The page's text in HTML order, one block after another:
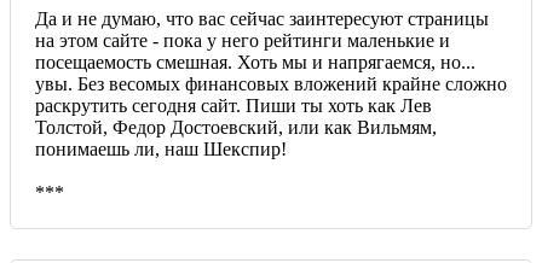
Да и не думаю, что вас сейчас заинтересуют страницы
на этом сайте - пока у него рейтинги маленькие и
посещаемость смешная. Хоть мы и напрягаемся, но...
увы. Без весомых финансовых вложений крайне сложно
раскрутить сегодня сайт. Пиши ты хоть как Лев
Толстой, Федор Достоевский, или как Вильмям,
понимаешь ли, наш Шекспир!
***